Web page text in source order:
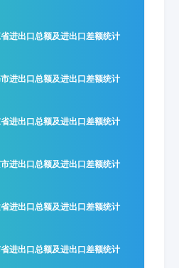
进出口总额及进出口差额统计
进出口总额及进出口差额统计
进出口总额及进出口差额统计
进出口总额及进出口差额统计
进出口总额及进出口差额统计
进出口总额及进出口差额统计